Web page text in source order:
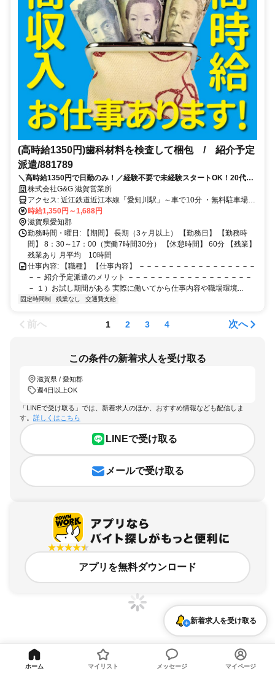
(高時給1350円)歯科材料を検査して梱包 / 紹介予定
派遣/881789
＼高時給1350円で日勤のみ！／経験不要で未経験スタートOK！20代～
40代の男性活躍中です＊＊
株式会社G&G 滋賀営業所
アクセス: 近江鉄道近江本線「愛知川駅」～車で10分 ・無料駐車場あ
り 車通勤OK,バイク通勤OK
時給1,350円～1,688円
滋賀県愛知郡
勤務時間・曜日: 【期間】 長期（3ヶ月以上） 【勤務日】 【勤務時
間】 8：30～17：00（実働7時間30分） 【休憩時間】 60分 【残業】
残業あり 月平均 10時間
仕事内容: 【職種】 【仕事内容】 －－－－－－－－－－－－－－－－
－－ 紹介予定派遣のメリット －－－－－－－－－－－－－－－－－
－ １）お試し期間がある 実際に働いてから仕事内容や職場環境...
固定時間制 残業なし 交通費支給
前へ 1 2 3 4 次へ
この条件の新着求人を受け取る
滋賀県 / 愛知郡
週4日以上OK
「LINEで受け取る」では、新着求人のほか、おすすめ情報なども配信しま
す。 詳しくはこちら
LINEで受け取る
メールで受け取る
アプリを無料ダウンロード
滋賀県、愛知郡、週4日以上OKのアルバイト・バイト求人情報
新着求人を受け取る
ホーム マイリスト メッセージ マイページ